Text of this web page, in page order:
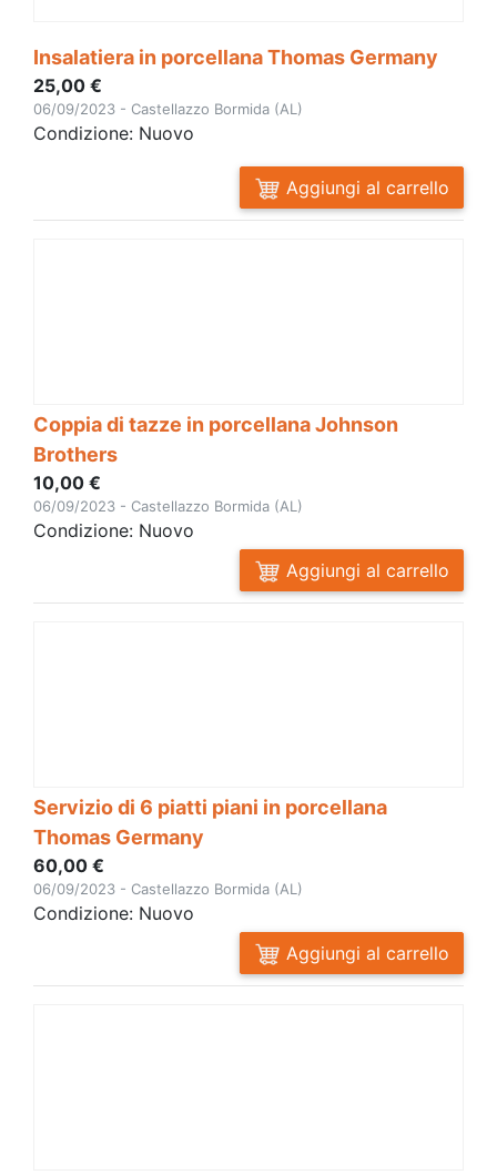
Insalatiera in porcellana Thomas Germany
25,00 €
06/09/2023 - Castellazzo Bormida (AL)
Condizione: Nuovo
Aggiungi al carrello
Coppia di tazze in porcellana Johnson
Brothers
10,00 €
06/09/2023 - Castellazzo Bormida (AL)
Condizione: Nuovo
Aggiungi al carrello
Servizio di 6 piatti piani in porcellana
Thomas Germany
60,00 €
06/09/2023 - Castellazzo Bormida (AL)
Condizione: Nuovo
Aggiungi al carrello